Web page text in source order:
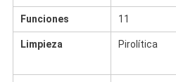
Funciones 11
Limpieza Pirolítica